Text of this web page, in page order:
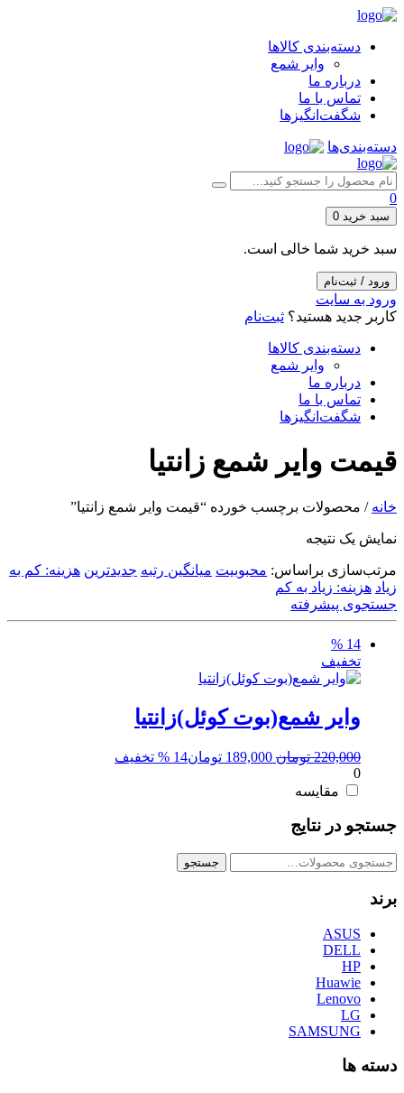
دسته‌بندی کالاها
وایر شمع
درباره ما
تماس با ما
شگفت‌انگیزها
دسته‌بندی‌ها
0
سبد خرید 0
سبد خرید شما خالی است.
ورود / ثبت‌نام
ورود به سایت
کاربر جدید هستید؟ ثبت‌نام
دسته‌بندی کالاها
وایر شمع
درباره ما
تماس با ما
شگفت‌انگیزها
قیمت وایر شمع زانتیا
خانه / محصولات برچسب خورده “قیمت وایر شمع زانتیا”
نمایش یک نتیجه
مرتب‌سازی براساس: محبوبیت میانگین رتبه جدیدترین هزینه: کم به
زیاد هزینه: زیاد به کم
جستجوی پیشرفته
14 %
تخفیف
وایر شمع(بوت کوئل)زانتیا
220,000 تومان قیمت
189,000 تومان14 % تخفیف
0
مقایسه
جستجو در نتایج
جستجو
جستجو
برند
ASUS
DELL
HP
Huawie
Lenovo
LG
SAMSUNG
دسته ها